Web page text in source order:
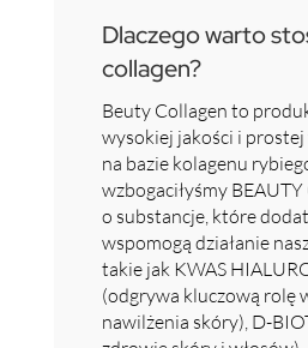
Dlaczego warto
collagen?
Beuty Collagen to
wysokiej jakości i
na bazie kolagenu
wzbogaciłyśmy
o substancje, które
wspomogą działanie
takie jak KWAS
(odgrywa kluczową rolę
nawilżenia skóry), D-